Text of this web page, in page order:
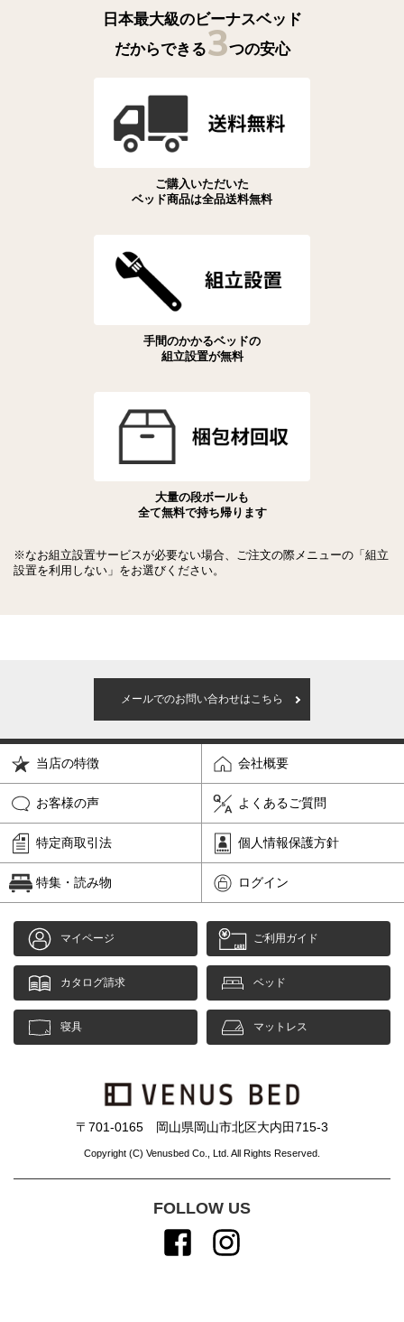
日本最大級のビーナスベッド
だからできる3つの安心
ご購入いただいた
ベッド商品は全品送料無料
手間のかかるベッドの
組立設置が無料
大量の段ボールも
全て無料で持ち帰ります
※なお組立設置サービスが必要ない場合、ご注文の際メニューの「組立
設置を利用しない」をお選びください。
メールでのお問い合わせはこちら
当店の特徴 会社概要
お客様の声 よくあるご質問
特定商取引法 個人情報保護方針
特集・読み物 ログイン
マイページ ご利用ガイド
カタログ請求 ベッド
寝具 マットレス
〒701-0165 岡山県岡山市北区大内田715-3
Copyright (C) Venusbed Co., Ltd. All Rights Reserved.
FOLLOW US